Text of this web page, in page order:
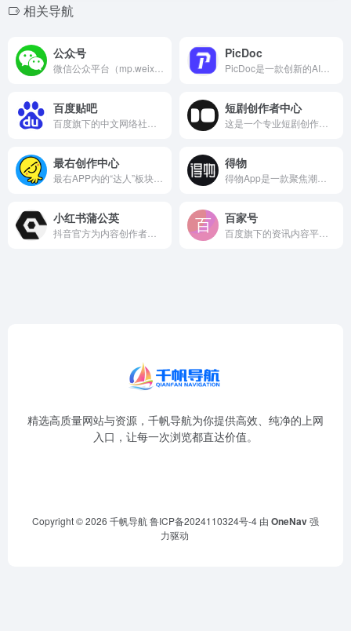
相关导航
公众号 PicDoc
百度贴吧 短剧创作者中心
最右创作中心 得物
小红书蒲公英 百家号
精选高质量网站与资源，千帆导航为你提供高效、纯净的上网
入口，让每一次浏览都直达价值。
Copyright © 2026 千帆导航鲁ICP备2024110324号-4 由 OneNav强
力驱动